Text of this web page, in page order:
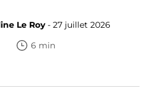
Le Roy- 27 juillet 2026
6 min